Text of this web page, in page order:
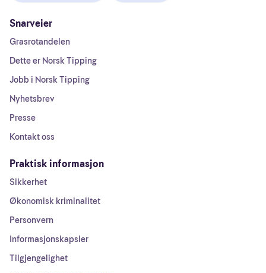
Snarveier
Grasrotandelen
Dette er Norsk Tipping
Jobb i Norsk Tipping
Nyhetsbrev
Presse
Kontakt oss
Praktisk informasjon
Sikkerhet
Økonomisk kriminalitet
Personvern
Informasjonskapsler
Tilgjengelighet